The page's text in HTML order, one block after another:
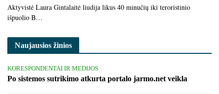
Aktyvistė Laura Gintalaitė liudija likus 40 minučių iki teroristinio
išpuolio B…
Naujausios žinios
KORESPONDENTAI IR MEDIJOS
Po sistemos sutrikimo atkurta portalo jarmo.net veikla